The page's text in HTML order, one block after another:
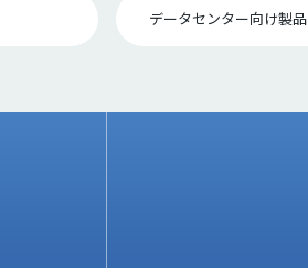
データセンター向け製品